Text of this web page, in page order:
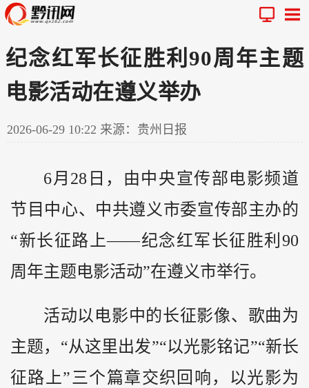
纪念红军长征胜利90周年主题
电影活动在遵义举办
2026-06-29 10:22 来源：贵州日报
6月28日，由中央宣传部电影频道
节目中心、中共遵义市委宣传部主办的
“新长征路上——纪念红军长征胜利90
周年主题电影活动”在遵义市举行。
活动以电影中的长征影像、歌曲为
主题，“从这里出发”“以光影铭记”“新长
征路上”三个篇章交织回响，以光影为